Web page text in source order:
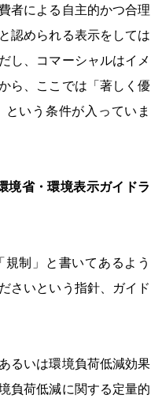
者による自主的かつ合理
認められる表示をしては
し、コマーシャルはイメ
ら、ここでは「著しく優
いう条件が入っていま
境省・環境表示ガイドラ
制」と書いてあるよう
さいという指針、ガイド
るいは環境負荷低減効果
負荷低減に関する定量的